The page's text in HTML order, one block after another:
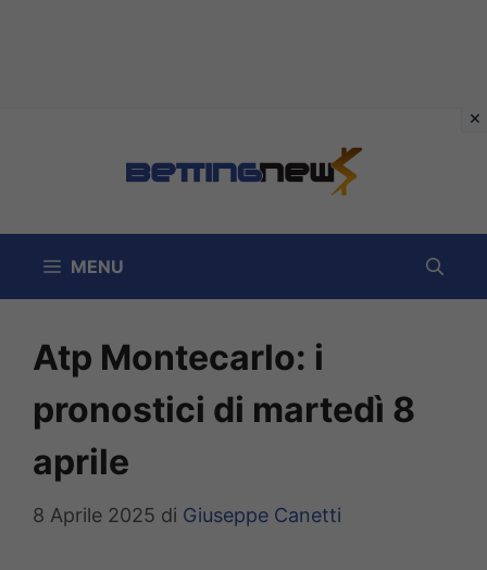
MENU
Atp Montecarlo: i
pronostici di martedì 8
aprile
8 Aprile 2025 di Giuseppe Canetti